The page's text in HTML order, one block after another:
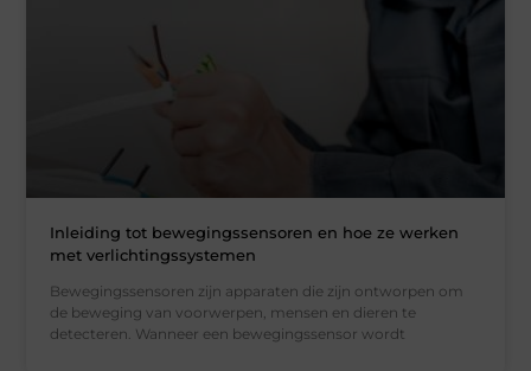
Inleiding tot bewegingssensoren en hoe ze werken
met verlichtingssystemen
Bewegingssensoren zijn apparaten die zijn ontworpen om
de beweging van voorwerpen, mensen en dieren te
detecteren. Wanneer een bewegingssensor wordt